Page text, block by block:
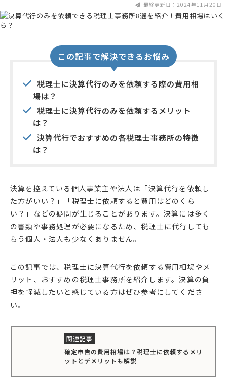
最終更新日：2024年11月20日
この記事で解決できるお悩み
税理士に決算代行のみを依頼する際の費用相
場は？
税理士に決算代行のみを依頼するメリット
は？
決算代行でおすすめの各税理士事務所の特徴
は？
決算を控えている個人事業主や法人は「決算代行を依頼し
た方がいい？」「税理士に依頼すると費用はどのくら
い？」などの疑問が生じることがあります。決算には多く
の書類や事務処理が必要になるため、税理士に代行しても
らう個人・法人も少なくありません。
この記事では、税理士に決算代行を依頼する費用相場やメ
リット、おすすめの税理士事務所を紹介します。決算の負
担を軽減したいと感じている方はぜひ参考にしてくださ
い。
確定申告の費用相場は？税理士に依頼するメリ
ットとデメリットも解説